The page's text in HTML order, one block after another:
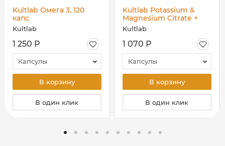
Kultlab Омега 3, 120
капс
Kultlab
1 250 Р
Капсулы
В корзину
В один клик
Kultlab Potassium &
Magnesium Citrate +
B6, 120 капс
Kultlab
1 070 Р
Капсулы
В корзину
В один клик